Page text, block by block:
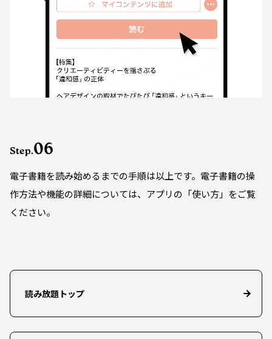
Step.06
電子書籍を読み始めるまでの手順は以上です。電子書籍の操
作方法や機能の詳細については、アプリの「使い方」をご覧
ください。
読み放題トップ